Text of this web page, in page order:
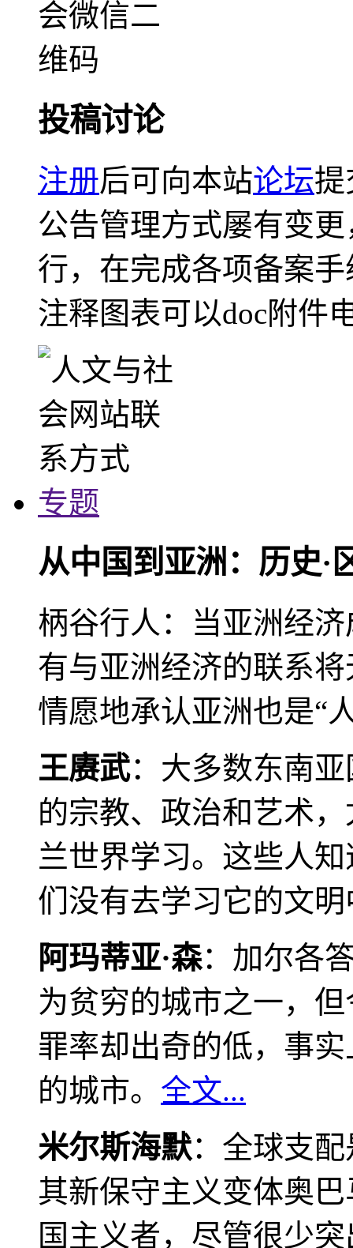
投稿讨论
注册后可向本站论坛提
公告管理方式屡有变
行，在完成各项备案
注释图表可以doc附件
专题
从中国到亚洲：历史·
柄谷行人：当亚洲经
有与亚洲经济的联系
情愿地承认亚洲也是“
王赓武：大多数东南
的宗教、政治和艺术
兰世界学习。这些人
们没有去学习它的文
阿玛蒂亚·森：加尔各
为贫穷的城市之一，
罪率却出奇的低，事
的城市。 全文...
米尔斯海默：全球支
其新保守主义变体奥
国主义者，尽管很少